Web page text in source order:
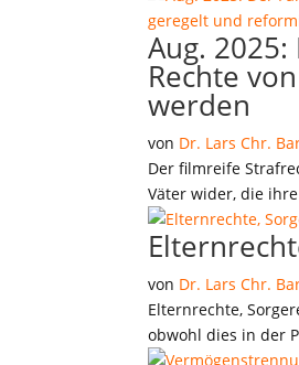
Aug.
Rechte
werden
von Dr. Lars Chr.
Der filmreife
Väter wider, die
von Dr. Lars Chr.
Elternrechte,
obwohl dies in der